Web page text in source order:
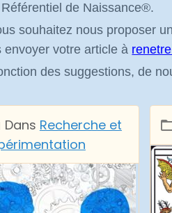
de Naissance®.
souhaitez nous proposer
envoyer votre article à
des suggestions, de
Dans Recherche et